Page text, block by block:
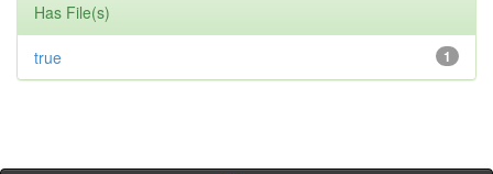
Has File(s)
1
true